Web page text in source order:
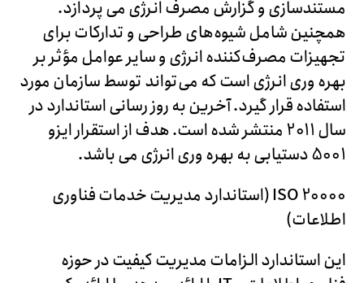
مستندسازی و گزارش مصرف انرژی می پردازد.
همچنین شامل شیوه‌های طراحی و تدارکات برای
تجهیزات مصرف‌کننده انرژی و سایر عوامل مؤثر بر
بهره وری انرژی است که می‌تواند توسط سازمان مورد
استفاده قرار گیرد. آخرین به روز رسانی استاندارد در
سال 2011 منتشر شده است. هدف از استقرار ایزو
5001 دستیابی به بهره وری انرژی می باشد.
ISO 20000 (استاندارد مدیریت خدمات فناوری
اطلاعات)
این استاندارد الزامات مدیریت کیفیت در حوزه